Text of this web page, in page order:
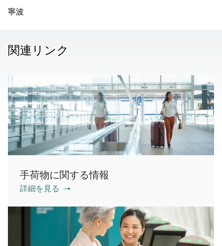
寧波
関連リンク
手荷物に関する情報
詳細を見る